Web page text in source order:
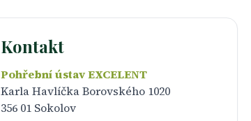
Kontakt
Pohřební ústav EXCELENT
Karla Havlíčka Borovského 1020
356 01 Sokolov